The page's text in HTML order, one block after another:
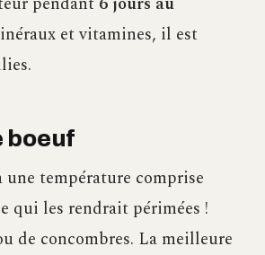
et vitamines, il est
boeuf
une température comprise
qui les rendrait périmées !
de concombres. La meilleure